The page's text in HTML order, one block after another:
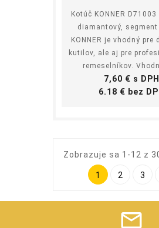
Kotúč KONNER D71003
diamantový,
KONNER je vhodný pre
kutilov, ale aj pre
remeselníkov.
Cena
7,60 € s DPH
6.18 € bez
Zobrazuje sa 1-12 z
1 2 3